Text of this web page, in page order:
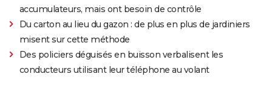
accumulateurs, mais ont besoin de contrôle
Du carton au lieu du gazon : de plus en plus de jardiniers
misent sur cette méthode
Des policiers déguisés en buisson verbalisent les
conducteurs utilisant leur téléphone au volant